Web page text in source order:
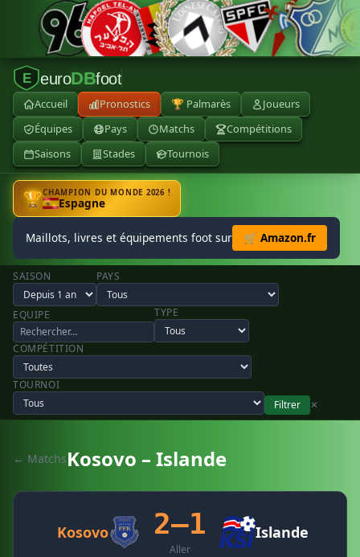
E euroDBfoot
Accueil Pronostics 🏆 Palmarès
Joueurs
Équipes
Pays Matchs
Compétitions
Saisons
Stades Tournois
🏆CHAMPION DU MONDE 2026 !
Espagne
Maillots, livres et équipements foot sur 🛒 Amazon.fr
SAISON PAYS
EQUIPE TYPE
COMPÉTITION
TOURNOI
Filtrer
✕
← MatchsKosovo – Islande
Kosovo 2–1
Aller
Islande